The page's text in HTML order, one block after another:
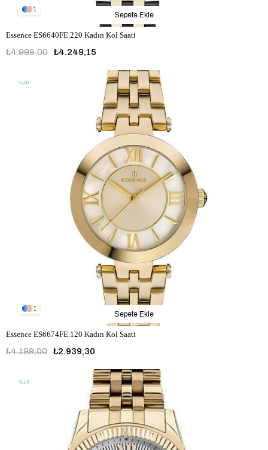
1
Essence ES6640FE.220 Kadın Kol Saati
₺4.249,15
₺4.999,00
Sepete Ekle
1
Essence ES6674FE.120 Kadın Kol Saati
₺2.939,30
₺4.199,00
Sepete Ekle
%30
%15